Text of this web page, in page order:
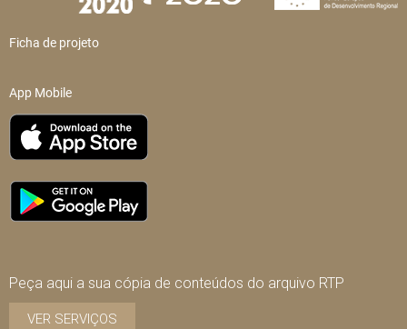
Ficha de projeto
App Mobile
Peça aqui a sua cópia de conteúdos do arquivo RTP
VER SERVIÇOS